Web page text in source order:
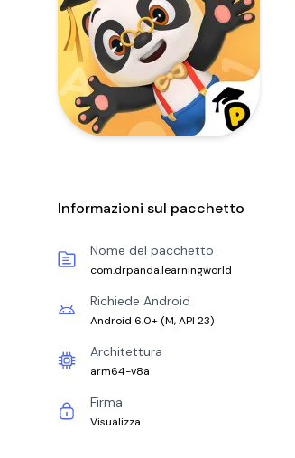
Informazioni sul pacchetto
Nome del pacchetto
com.drpanda.learningworld
Richiede Android
Android 6.0+ (M, API 23)
Architettura
arm64-v8a
Firma
Visualizza